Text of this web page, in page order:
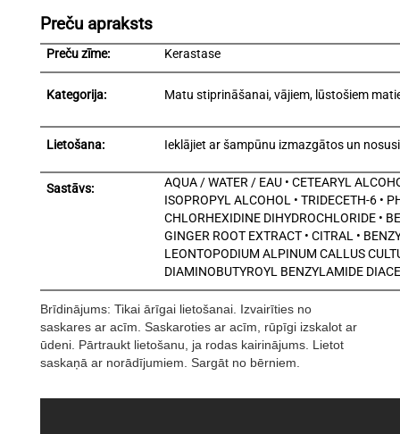
Preču apraksts
Preču zīme: Kerastase
Kategorija: Matu stiprināšanai, vājiem, lūstošiem
Lietošana: Ieklājiet ar šampūnu izmazgātos un
Sastāvs:
AQUA / WATER / EAU • CETEARYL
ISOPROPYL ALCOHOL • TRIDECETH-6 •
CHLORHEXIDINE DIHYDROCHLORIDE •
GINGER ROOT EXTRACT • CITRAL •
LEONTOPODIUM ALPINUM CALLUS
DIAMINOBUTYROYL BENZYLAMIDE
Brīdinājums: Tikai ārīgai lietošanai. Izvairīties no
saskares ar acīm. Saskaroties ar acīm, rūpīgi izskalot ar
ūdeni. Pārtraukt lietošanu, ja rodas kairinājums. Lietot
saskaņā ar norādījumiem. Sargāt no bērniem.